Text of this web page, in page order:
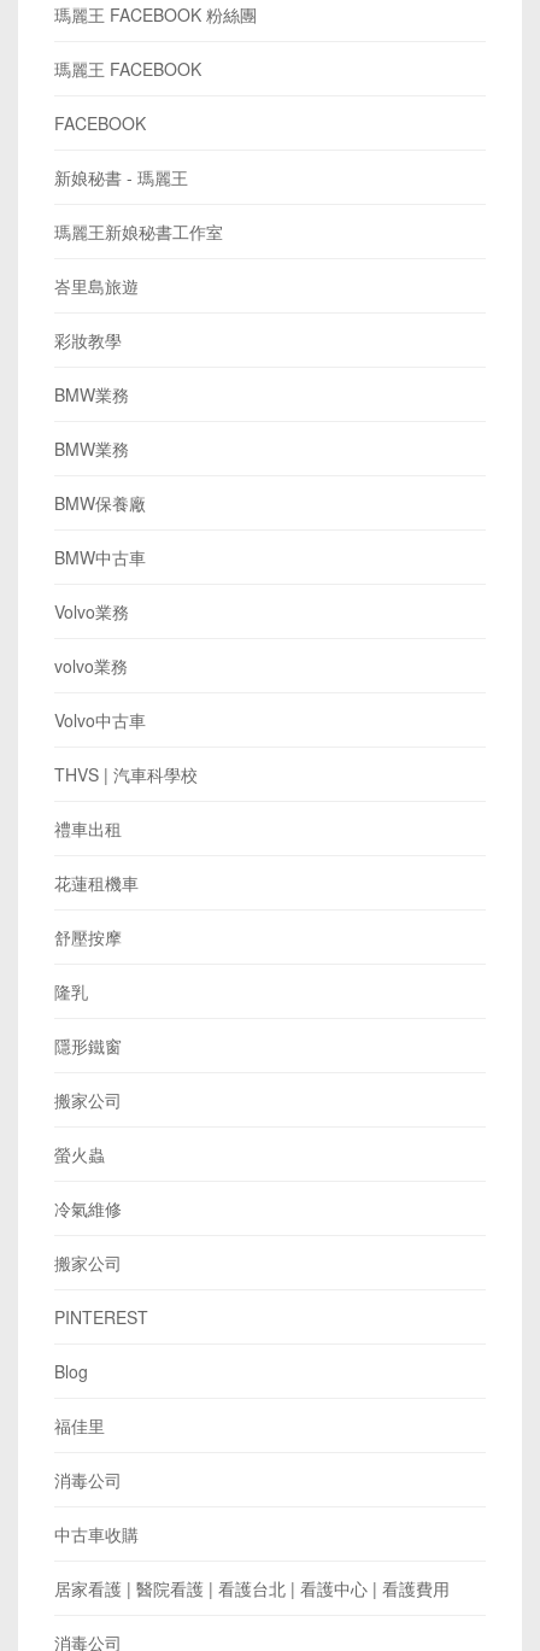
瑪麗王 FACEBOOK 粉絲團
瑪麗王 FACEBOOK
FACEBOOK
新娘秘書 - 瑪麗王
瑪麗王新娘秘書工作室
峇里島旅遊
彩妝教學
BMW業務
BMW業務
BMW保養廠
BMW中古車
Volvo業務
volvo業務
Volvo中古車
THVS | 汽車科學校
禮車出租
花蓮租機車
舒壓按摩
隆乳
隱形鐵窗
搬家公司
螢火蟲
冷氣維修
搬家公司
PINTEREST
Blog
福佳里
消毒公司
中古車收購
居家看護 | 醫院看護 | 看護台北 | 看護中心 | 看護費用
消毒公司